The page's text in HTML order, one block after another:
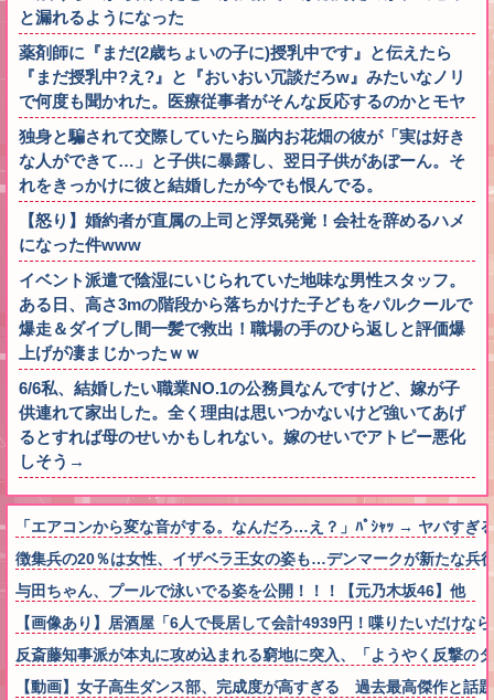
と漏れるようになった
薬剤師に『まだ(2歳ちょいの子に)授乳中です』と伝えたら
『まだ授乳中?え?』と『おいおい冗談だろw』みたいなノリ
で何度も聞かれた。医療従事者がそんな反応するのかとモヤ
独身と騙されて交際していたら脳内お花畑の彼が「実は好き
な人ができて…」と子供に暴露し、翌日子供があぼーん。そ
れをきっかけに彼と結婚したが今でも恨んでる。
【怒り】婚約者が直属の上司と浮気発覚！会社を辞めるハメ
になった件www
イベント派遣で陰湿にいじられていた地味な男性スタッフ。
ある日、高さ3mの階段から落ちかけた子どもをパルクールで
爆走＆ダイブし間一髪で救出！職場の手のひら返しと評価爆
上げが凄まじかったｗｗ
6/6私、結婚したい職業NO.1の公務員なんですけど、嫁が子
供連れて家出した。全く理由は思いつかないけど強いてあげ
るとすれば母のせいかもしれない。嫁のせいでアトピー悪化
しそう→
「エアコンから変な音がする。なんだろ…え？」ﾊﾟｼｬｯ → ヤバすぎ
徴集兵の20％は女性、イザベラ王女の姿も…デンマークが新たな兵
与田ちゃん、プールで泳いでる姿を公開！！！【元乃木坂46】他
【画像あり】居酒屋「6人で長居して会計4939円！喋りたいだけな
反斎藤知事派が本丸に攻め込まれる窮地に突入、「ようやく反撃の
【動画】女子高生ダンス部、完成度が高すぎる 過去最高傑作と話